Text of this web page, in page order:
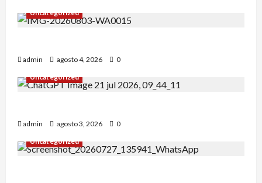
Uncategorized
admin agosto 4, 2026
0
Uncategorized
admin agosto 3, 2026
0
Uncategorized